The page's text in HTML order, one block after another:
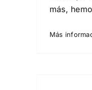
más,
Más